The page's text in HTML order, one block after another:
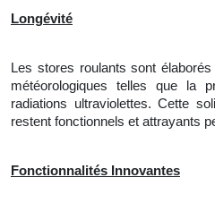
Longévité
Les stores roulants sont
météorologiques telles que la
radiations ultraviolettes. Cette
restent fonctionnels et attrayants
Fonctionnalités Innovantes